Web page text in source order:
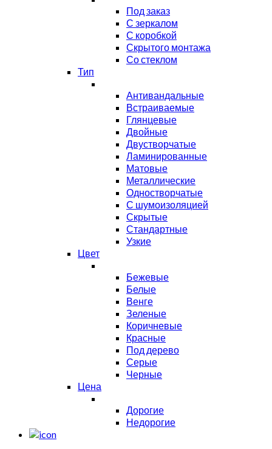
Под заказ
С зеркалом
С коробкой
Скрытого монтажа
Со стеклом
Тип
Антивандальные
Встраиваемые
Глянцевые
Двойные
Двустворчатые
Ламинированные
Матовые
Металлические
Одностворчатые
С шумоизоляцией
Скрытые
Стандартные
Узкие
Цвет
Бежевые
Белые
Венге
Зеленые
Коричневые
Красные
Под дерево
Серые
Черные
Цена
Дорогие
Недорогие